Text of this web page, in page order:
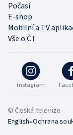
Instagram
Počasí
E-shop
Mobilní a TV
Vše o ČT
© Česká televize
English•Ochrana